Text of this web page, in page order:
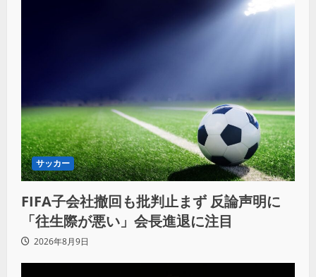
サッカー
FIFA子会社撤回も批判止まず 反論声明に
「往生際が悪い」会長進退に注目
2026年8月9日